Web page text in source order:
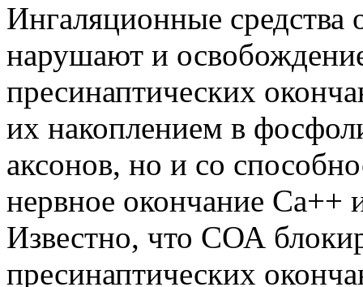
Ингаляционные средства
нарушают и
пресинаптических
их накоплением в
аксонов, но и со
нервное окончание Са++
Известно, что СОА
пресинаптических